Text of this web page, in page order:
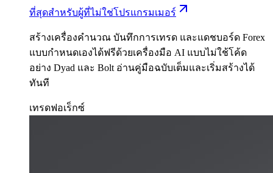
ที่สุดสำหรับผู้ที่ไม่ใช่โปรแกรมเมอร์
สร้างเครื่องคำนวณ บันทึกการเทรด และแดชบอร์ด Forex
แบบกำหนดเองได้ฟรีด้วยเครื่องมือ AI แบบไม่ใช้โค้ด
อย่าง Dyad และ Bolt อ่านคู่มือฉบับเต็มและเริ่มสร้างได้
ทันที
เทรดฟอเร็กซ์